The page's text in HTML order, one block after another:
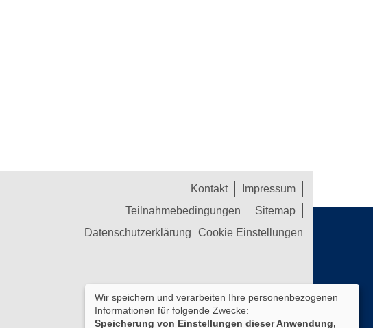
Kontakt
Impressum
Teilnahmebedingungen
Sitemap
Datenschutzerklärung
Cookie Einstellungen
Wir speichern und verarbeiten Ihre personenbezogenen
Informationen für folgende Zwecke:
Speicherung von Einstellungen dieser Anwendung,